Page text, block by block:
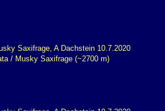
/ Musky Saxifrage (~2700 m)